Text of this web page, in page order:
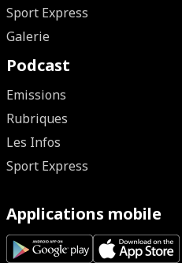
Sport Express
Galerie
Podcast
Emissions
Rubriques
Les Infos
Sport Express
Applications mobile